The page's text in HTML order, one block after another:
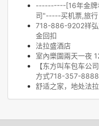
----------[16年金牌
司"-----买机票,旅行
718-886-9202祥弘
金回扣
法拉盛酒店
室內樂園兩天一夜
【东方叫车包车公
方式718-357-8888
舒适之家，地处法